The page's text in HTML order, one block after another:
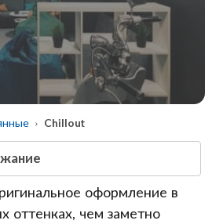
Chillout
оформление в
оттенках, чем заметно